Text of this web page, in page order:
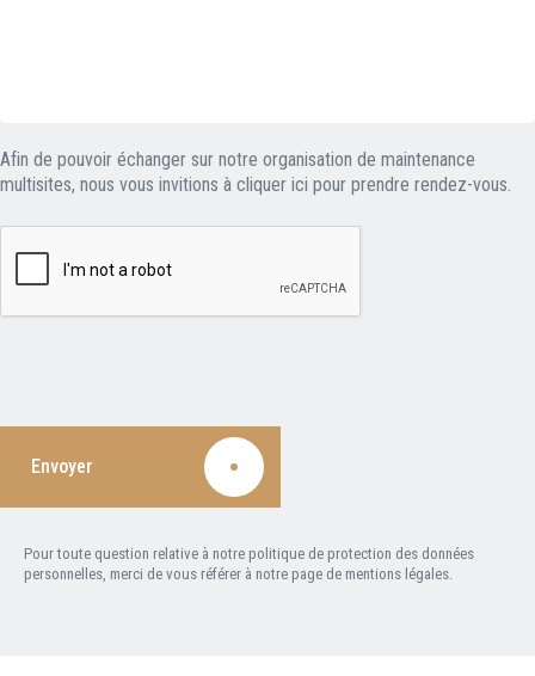
Afin de pouvoir échanger sur notre organisation de maintenance
multisites, nous vous invitions à cliquer ici pour prendre rendez-vous.
Envoyer
Pour toute question relative à notre politique de protection des données
personnelles, merci de vous référer à notre page de mentions légales.